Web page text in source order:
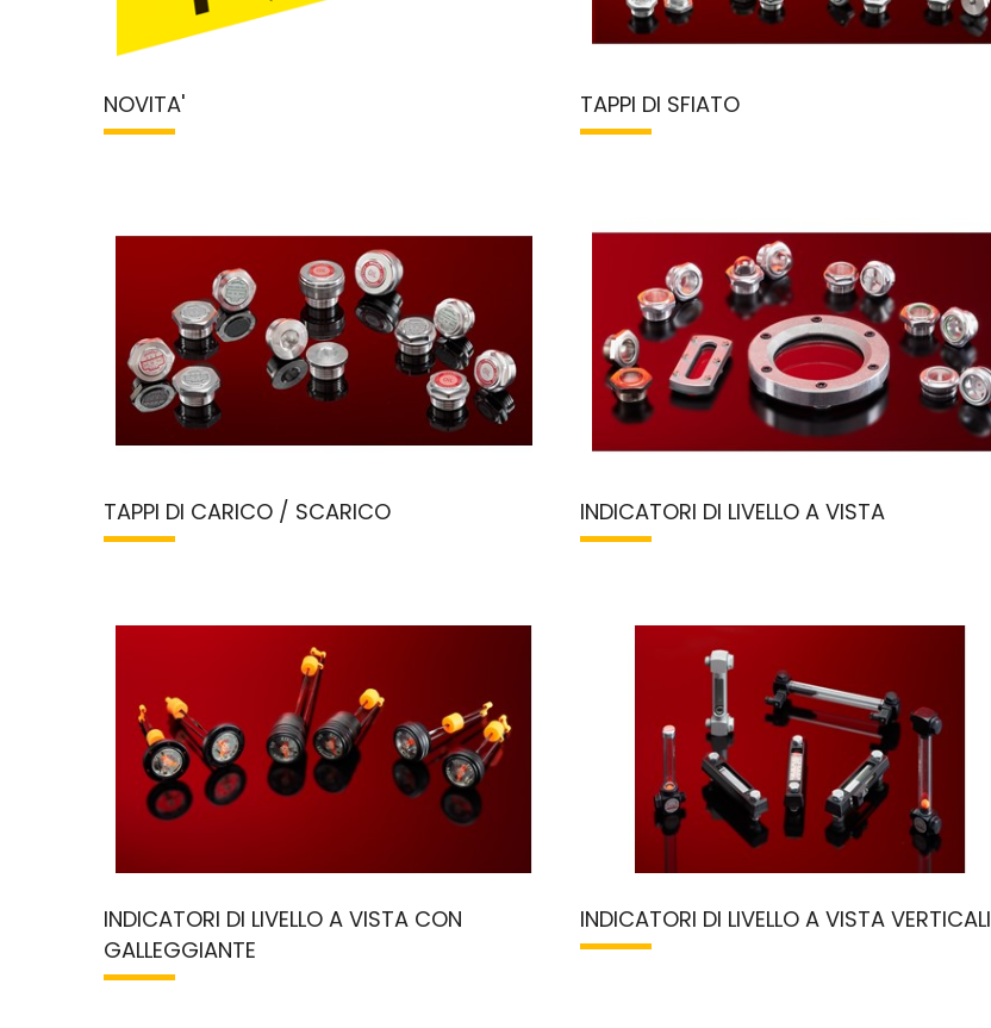
NOVITA' TAPPI DI SFIATO
TAPPI DI CARICO / SCARICO INDICATORI DI LIVELLO A VISTA
INDICATORI DI LIVELLO A VISTA CON
GALLEGGIANTE
INDICATORI DI LIVELLO A VISTA VERTICALI